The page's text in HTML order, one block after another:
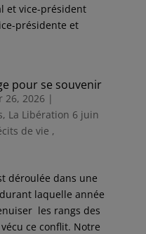
et vice-président
présidente et
pour se souvenir
26, 2026 |
, La Libération 6 juin
de vie ,
déroulée dans une
laquelle année
les rangs des
ce conflit. Notre